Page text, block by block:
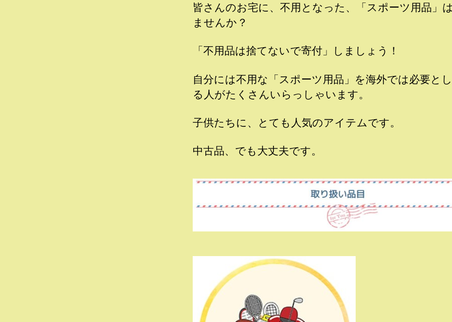
CHILDREN
寄
ー
用
品」
を
付
て
い
の
皆さんのお宅に、不用となった、「スポーツ用品」
ませんか？
「不用品は捨てないで寄付」しましょう！
自分には不用な「スポーツ用品」を海外では必要と
る人がたくさんいらっしゃいます。
子供たちに、とても人気のアイテムです。
中古品、でも大丈夫です。